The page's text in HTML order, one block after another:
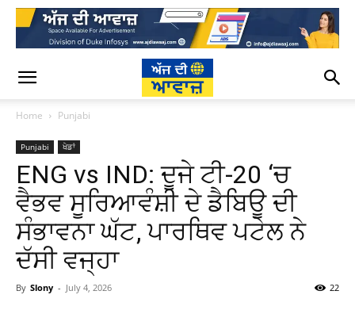
Home Punjabi
Punjabi ਖੇਡਾਂ
ENG vs IND: ਦੂਜੇ ਟੀ-20 ‘ਚ
ਵੈਭਵ ਸੂਰਿਆਵੰਸ਼ੀ ਦੇ ਡੈਬਿਊ ਦੀ
ਸੰਭਾਵਨਾ ਘੱਟ, ਪਾਰਥਿਵ ਪਟੇਲ ਨੇ
ਦੱਸੀ ਵਜ੍ਹਾ
By Slony - July 4, 2026 22